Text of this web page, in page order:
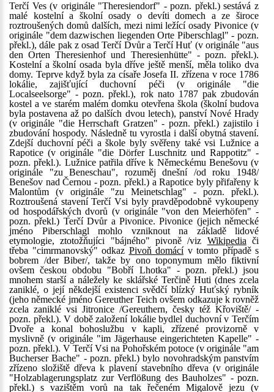
Terčí Ves (v originále "Theresiendorf" - pozn. překl.) sestává z
malé kostelní a školní osady o devíti domech a ze široce
roztroušených domů dalších, mezi nimi ležící osady Pivonice (v
originále "dem dazwischen liegenden Orte Piberschlagl" - pozn.
překl.), dále pak z osad Terčí Dvůr a Terčí Huť (v originále "aus
den Orten Theresienhof und Theresienhütte" - pozn. překl.).
Kostelní a školní osada byla dříve ještě menší, měla toliko dva
domy. Teprve když byla za císaře Josefa II. zřízena v roce 1786
lokálie, zajišťující duchovní péči (v originále "die
Localseelsorge" - pozn. překl.), rok nato 1787 pak zbudován
kostel a ve starém malém domku otevřena škola (školní budova
byla postavena až po dalších dvou letech), panství Nové Hrady
(v originále "die Herrschaft Gratzen" - pozn. překl.) zajistilo i
zbudování hospody. Následně tu vyrostla i další obytná stavení.
Zdejší duchovní péči a škole byly svěřeny také vsi Lužnice a
Rapotice (v originále "die Dörfer Luschnitz und Rappotitz" -
pozn. překl.). Lužnice patřila dříve k Německému Benešovu (v
originále "zu Beneschau", rozuměj dnešní /od roku 1948/
Benešov nad Černou - pozn. překl.) a Rapotice byly přifařeny k
Malontům (v originále "zu Meinetschlag" - pozn. překl.).
Roztroušená stavení Terčí Vsi byly pravděpodobně vykoupeny
od hospodářských dvorů (v originále "von den Meierhöfen" -
pozn. překl.) Terčí Dvůr a Pivonice. Pivonice (jejich německé
jméno Piberschlagl mohlo vzniknout na základě lidové
etymologie, ztotožňujíci "bájného" pivoně /viz Wikipedia či
třeba "cimrmanovský" odkaz Pivoň domácív tomto případě s
bobrem /der Biber/, takže by ono toponymum mělo fiktivní
ovšem českou obdobu "Bobří Lhotka" - pozn. překl.) jsou
mnohem starší a náležely ke sklářské Terčině Huti (dnes zcela
zaniklé, o její někdejší existenci svědčí blízký Huťský rybník
(jeho německé jméno Gereuther Teich ovšem odkazuje k rovněž
zcela zaniklé vsi Jitronice /Gereuthern, česky též Křoviště/ -
pozn. překl.). V době založení lokálie bydlel duchovní v Terčím
Dvoře a konal bohoslužbu v kapli, zřízené provizorně v
myslivně (v originále "im Jägerhause eingerichteten Kapelle" -
pozn. překl.). V Terčí Vsi na Pohořském potoce (v originále "am
Bucherser Bache" - pozn. překl.) bylo novohradským panstvím
zřízeno složiště dřeva k plavení stavebního dřeva (v originále
"Holzablagerungsplatz zur Verflößung des Bauholzes" - pozn.
překl.) s vazištěm vorů na tak řečeném Migalově jezu (v